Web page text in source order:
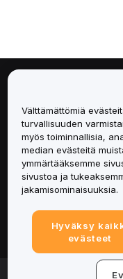
Palvelut
Tuki
Tuotteet
Lakiasiat
© 2025-2026
Välttämättömiä
turvallisuuden
myös toiminnallisia,
median evästeitä
ymmärtääksemme
sivustoa ja
jakamisominaisuuksia.
Hyväksy
evästeet